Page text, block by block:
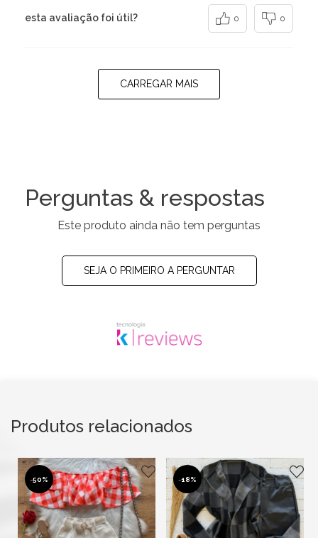
esta avaliação foi útil? 0 0
CARREGAR MAIS
Perguntas & respostas
Este produto ainda não tem perguntas
SEJA O PRIMEIRO A PERGUNTAR
Produtos relacionados
-50% -18%